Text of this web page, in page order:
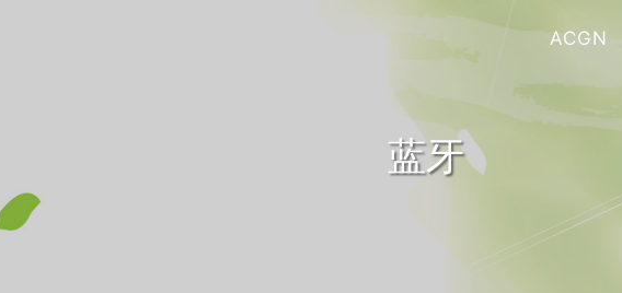
ACGN
蓝牙